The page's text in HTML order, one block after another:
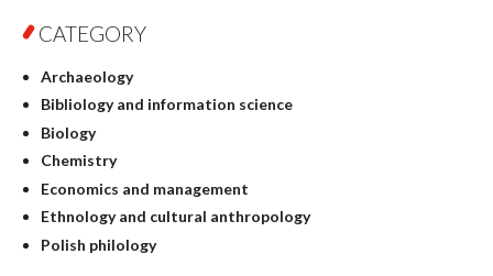
CATEGORY
Archaeology
Bibliology and information science
Biology
Chemistry
Economics and management
Ethnology and cultural anthropology
Polish philology